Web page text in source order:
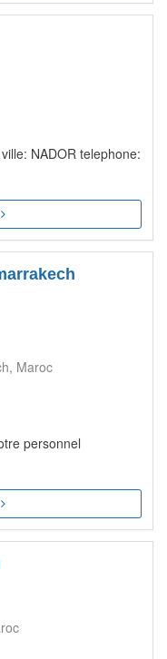
NADOR telephone:
Maroc
personnel